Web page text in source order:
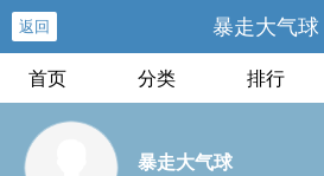
返回 暴走大气球
首页 分类 排行
暴走大气球